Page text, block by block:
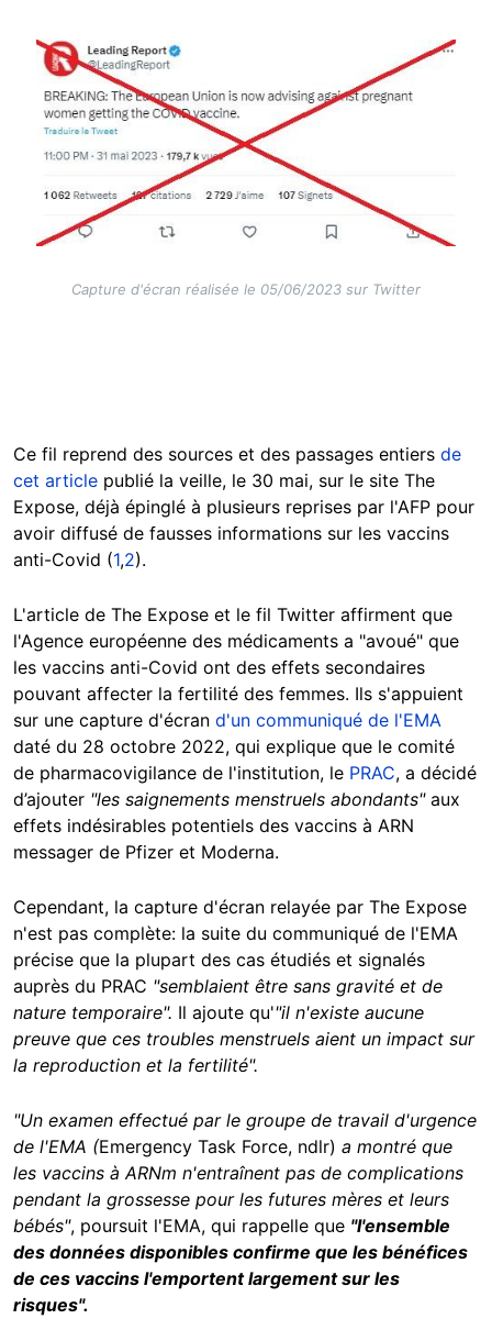
Image
Capture d'écran réalisée le 05/06/2023 sur Twitter
Ce fil reprend des sources et des passages entiers de
cet article publié la veille, le 30 mai, sur le site The
Expose, déjà épinglé à plusieurs reprises par l'AFP pour
avoir diffusé de fausses informations sur les vaccins
anti-Covid (1,2).
L'article de The Expose et le fil Twitter affirment que
l'Agence européenne des médicaments a "avoué" que
les vaccins anti-Covid ont des effets secondaires
pouvant affecter la fertilité des femmes. Ils s'appuient
sur une capture d'écran d'un communiqué de l'EMA
daté du 28 octobre 2022, qui explique que le comité
de pharmacovigilance de l'institution, le PRAC, a décidé
d’ajouter "les saignements menstruels abondants"aux
effets indésirables potentiels des vaccins à ARN
messager de Pfizer et Moderna.
Cependant, la capture d'écran relayée par The Expose
n'est pas complète: la suite du communiqué de l'EMA
précise que la plupart des cas étudiés et signalés
auprès du PRAC "semblaient être sans gravité et de
nature temporaire". Il ajoute qu'"il n'existe aucune
preuve que ces troubles menstruels aient un impact sur
la reproduction et la fertilité".
"Un examen effectué par le groupe de travail d'urgence
de l'EMA (Emergency Task Force, ndlr) a montré que
les vaccins à ARNm n'entraînent pas de complications
pendant la grossesse pour les futures mères et leurs
bébés", poursuit l'EMA, qui rappelle que "l'ensemble
des données disponibles confirme que les bénéfices
de ces vaccins l'emportent largement sur les
risques".